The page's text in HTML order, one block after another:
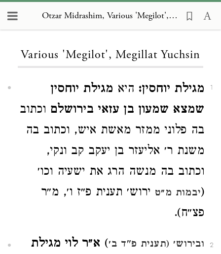
Otzar Midrashim, Various 'Megilot', Megillat Yuchsin
Various 'Megilot', Megillat Yuchsin
1 מגילת יוחסין: היא מגילת יוחסין
שמצא שמעון בן עזאי בירושלם וכתוב
בה פלוני ממזר מאשת איש, וכתוב בה
משנת ר׳ אליעזר בן יעקב קב ונקי,
וכתוב בה מנשה הרג את ישעיה וכו׳
(יבמות מ״ט ירוש׳ תענית פ״ז ו׳, מ״ר
פצ״ח).
2 ובירוש׳ (תענית פ"ד ב׳) א״ר לוי מגילת